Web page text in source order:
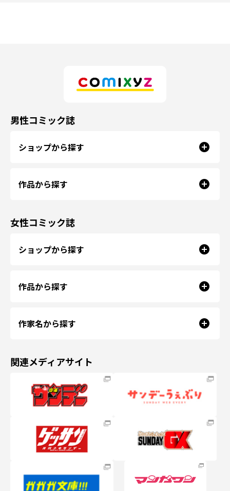
男性コミック誌
ショップから探す
作品から探す
女性コミック誌
ショップから探す
作品から探す
作家名から探す
関連メディアサイト